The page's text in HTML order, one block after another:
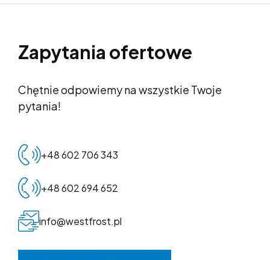
Zapytania ofertowe
Chętnie odpowiemy na wszystkie Twoje
pytania!
+48 602 706 343
+48 602 694 652
info@westfrost.pl